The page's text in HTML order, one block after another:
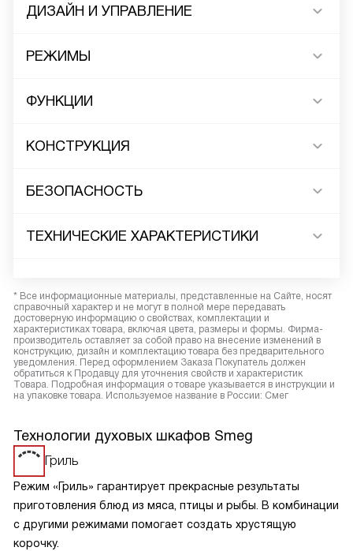
ДИЗАЙН И УПРАВЛЕНИЕ
РЕЖИМЫ
ФУНКЦИИ
КОНСТРУКЦИЯ
БЕЗОПАСНОСТЬ
ТЕХНИЧЕСКИЕ ХАРАКТЕРИСТИКИ
* Все информационные материалы, представленные на Сайте, носят
справочный характер и не могут в полной мере передавать
достоверную информацию о свойствах, комплектации и
характеристиках товара, включая цвета, размеры и формы. Фирма-
производитель оставляет за собой право на внесение изменений в
конструкцию, дизайн и комплектацию товара без предварительного
уведомления. Перед оформлением Заказа Покупатель должен
обратиться к Продавцу для уточнения свойств и характеристик
Товара. Подробная информация о товаре указывается в инструкции и
на упаковке товара. Используемое название в России: Смег
Технологии духовых шкафов Smeg
Гриль
Режим «Гриль» гарантирует прекрасные результаты
приготовления блюд из мяса, птицы и рыбы. В комбинации
с другими режимами помогает создать хрустящую
корочку.